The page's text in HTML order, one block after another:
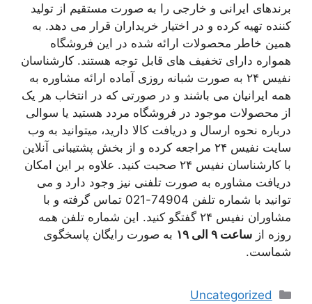
برندهای ایرانی و خارجی را به صورت مستقیم از تولید
کننده تهیه کرده و در اختیار خریداران قرار می دهد. به
همین خاطر محصولات ارائه شده در این فروشگاه
همواره دارای تخفیف های قابل توجه هستند. کارشناسان
نفیس ۲۴ به صورت شبانه روزی آماده ارائه مشاوره به
همه ایرانیان می باشند و در صورتی که در انتخاب هر یک
از محصولات موجود در فروشگاه مردد هستید یا سوالی
درباره نحوه ارسال و دریافت کالا دارید، میتوانید به وب
سایت نفیس ۲۴ مراجعه کرده و از بخش پشتیبانی آنلاین
با کارشناسان نفیس ۲۴ صحبت کنید. علاوه بر این امکان
دریافت مشاوره به صورت تلفنی نیز وجود دارد و می
توانید با شماره تلفن 74904-021 تماس گرفته و با
مشاوران نفیس ۲۴ گفتگو کنید. این شماره تلفن همه
روزه از ساعت ۹ الی ۱۹
به صورت رایگان پاسخگوی
شماست.
دسته‌ها
Uncategorized